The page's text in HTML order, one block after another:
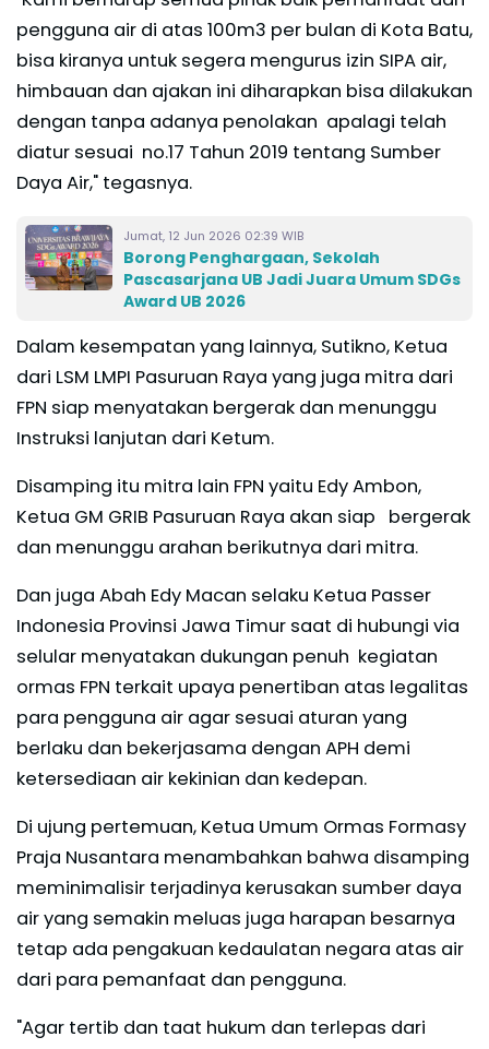
pengguna air di atas 100m3 per bulan di Kota Batu,
bisa kiranya untuk segera mengurus izin SIPA air,
himbauan dan ajakan ini diharapkan bisa dilakukan
dengan tanpa adanya penolakan apalagi telah
diatur sesuai no.17 Tahun 2019 tentang Sumber
Daya Air," tegasnya.
Jumat, 12 Jun 2026 02:39 WIB
Borong Penghargaan, Sekolah
Pascasarjana UB Jadi Juara Umum SDGs
Award UB 2026
Dalam kesempatan yang lainnya, Sutikno, Ketua
dari LSM LMPI Pasuruan Raya yang juga mitra dari
FPN siap menyatakan bergerak dan menunggu
Instruksi lanjutan dari Ketum.
Disamping itu mitra lain FPN yaitu Edy Ambon,
Ketua GM GRIB Pasuruan Raya akan siap bergerak
dan menunggu arahan berikutnya dari mitra.
Dan juga Abah Edy Macan selaku Ketua Passer
Indonesia Provinsi Jawa Timur saat di hubungi via
selular menyatakan dukungan penuh kegiatan
ormas FPN terkait upaya penertiban atas legalitas
para pengguna air agar sesuai aturan yang
berlaku dan bekerjasama dengan APH demi
ketersediaan air kekinian dan kedepan.
Di ujung pertemuan, Ketua Umum Ormas Formasy
Praja Nusantara menambahkan bahwa disamping
meminimalisir terjadinya kerusakan sumber daya
air yang semakin meluas juga harapan besarnya
tetap ada pengakuan kedaulatan negara atas air
dari para pemanfaat dan pengguna.
"Agar tertib dan taat hukum dan terlepas dari